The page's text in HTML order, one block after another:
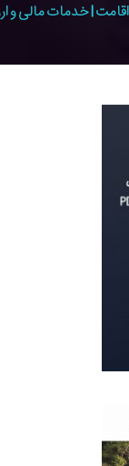
| خدمات مالی و